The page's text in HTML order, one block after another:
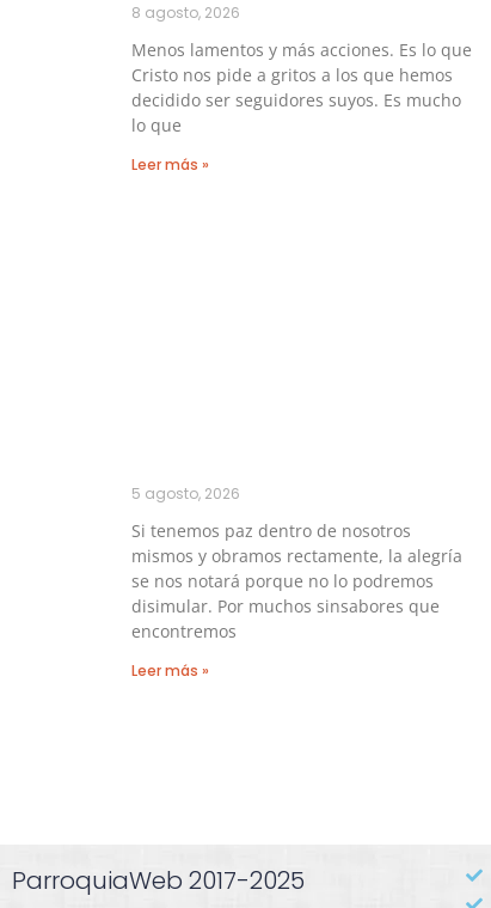
8 agosto, 2026
Menos lamentos y más acciones. Es lo que
Cristo nos pide a gritos a los que hemos
decidido ser seguidores suyos. Es mucho
lo que
Leer más »
5 agosto, 2026
Si tenemos paz dentro de nosotros
mismos y obramos rectamente, la alegría
se nos notará porque no lo podremos
disimular. Por muchos sinsabores que
encontremos
Leer más »
ParroquiaWeb 2017-2025